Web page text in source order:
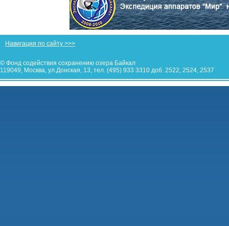
Навигация по сайту >>>
© Фонд содействия сохранению озера Байкал
119049, Москва, ул.Донская, 13, тел. (495) 933 3310 доб. 2522, 2524, 2537